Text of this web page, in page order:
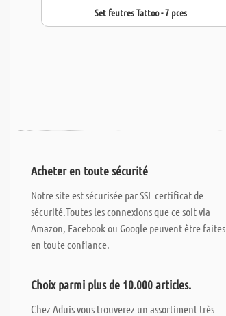
Set feutres Tattoo - 7 pces
Acheter en toute sécurité
Notre site est sécurisée par SSL certificat de
sécurité.Toutes les connexions que ce soit via
Amazon, Facebook ou Google peuvent être faites
en toute confiance.
Choix parmi plus de 10.000 articles.
Chez Aduis vous trouverez un assortiment très